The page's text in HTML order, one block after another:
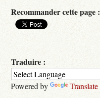
Recommander cette page :
Traduire :
Powered by Translate